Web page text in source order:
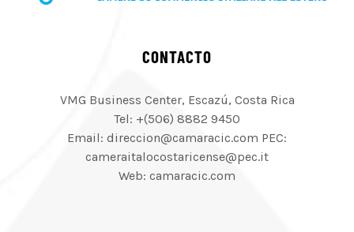
CONTACTO
VMG Business Center, Escazú, Costa Rica
Tel: +(506) 8882 9450
Email: direccion@camaracic.com PEC:
cameraitalocostaricense@pec.it
Web: camaracic.com